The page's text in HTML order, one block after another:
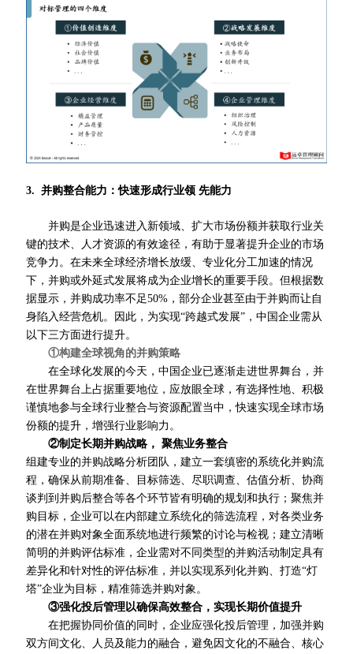
3. 并购整合能力：快速形成行业领 先能力
并购是企业迅速进入新领域、扩大市场份额并获取行业关
键的技术、人才资源的有效途径，有助于显著提升企业的市场
竞争力。在未来全球经济增长放缓、专业化分工加速的情况
下，并购或外延式发展将成为企业增长的重要手段。但根据数
据显示，并购成功率不足50%，部分企业甚至由于并购而让自
身陷入经营危机。因此，为实现“跨越式发展”，中国企业需从
以下三方面进行提升。
①构建全球视角的并购策略
在全球化发展的今天，中国企业已逐渐走进世界舞台，并
在世界舞台上占据重要地位，应放眼全球，有选择性地、积极
谨慎地参与全球行业整合与资源配置当中，快速实现全球市场
份额的提升，增强行业影响力。
②制定长期并购战略， 聚焦业务整合
组建专业的并购战略分析团队，建立一套缜密的系统化并购流
程，确保从前期准备、目标筛选、尽职调查、估值分析、协商
谈判到并购后整合等各个环节皆有明确的规划和执行；聚焦并
购目标，企业可以在内部建立系统化的筛选流程，对各类业务
的潜在并购对象全面系统地进行频繁的讨论与检视；建立清晰
简明的并购评估标准，企业需对不同类型的并购活动制定具有
差异化和针对性的评估标准，并以实现系列化并购、打造“灯
塔”企业为目标，精准筛选并购对象。
③强化投后管理以确保高效整合，实现长期价值提升
在把握协同价值的同时，企业应强化投后管理，加强并购
双方间文化、人员及能力的融合，避免因文化的不融合、核心